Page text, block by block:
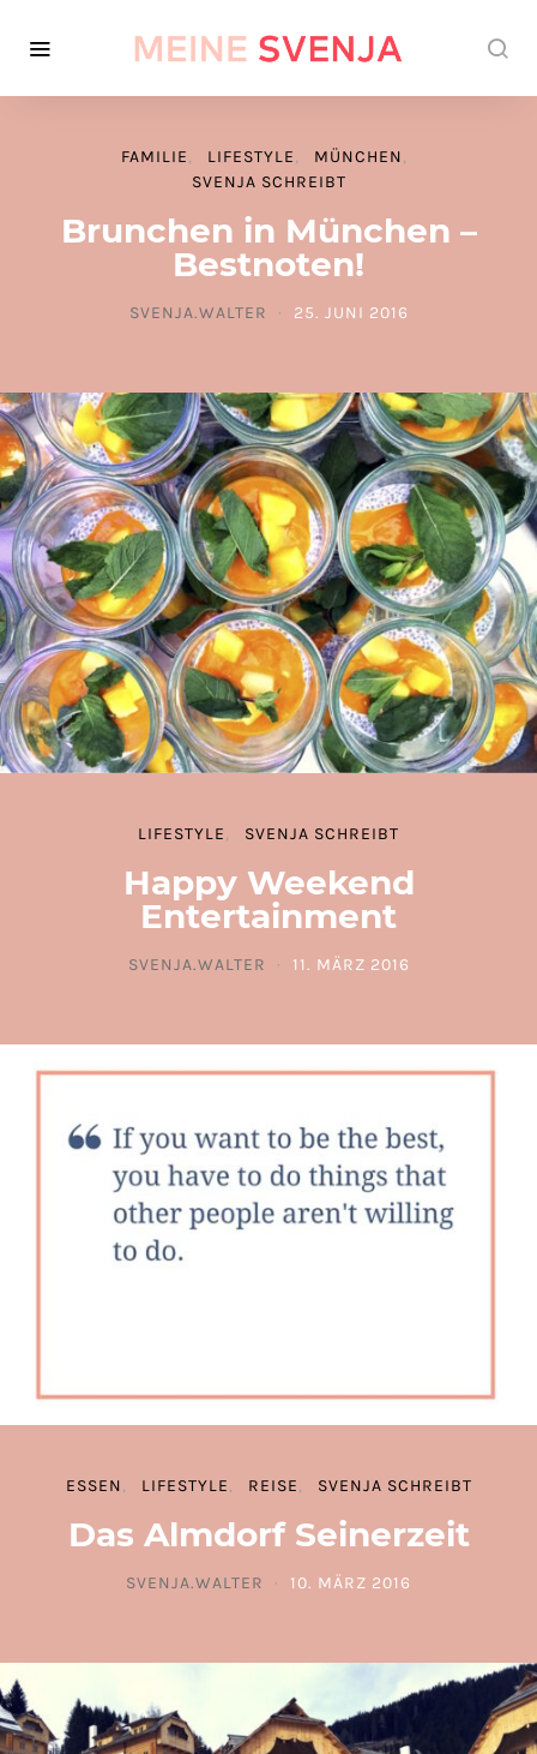
FAMILIE LIFESTYLE
MÜNCHEN
SVENJA SCHREIBT
Brunchen in München –
Bestnoten!
SVENJA.WALTER
POSTED ON
25. JUNI 2016
LIFESTYLE SVENJA SCHREIBT
Happy Weekend
Entertainment
SVENJA.WALTER
POSTED ON
11. MÄRZ 2016
ESSEN LIFESTYLE REISE SVENJA SCHREIBT
Das Almdorf Seinerzeit
SVENJA.WALTER
POSTED ON
10. MÄRZ 2016